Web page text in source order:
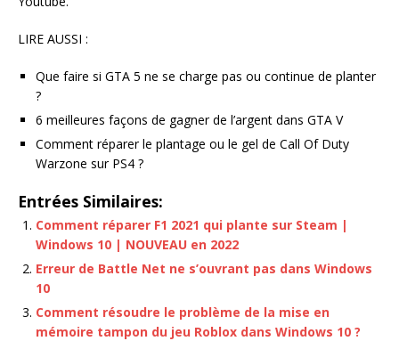
LIRE AUSSI :
Que faire si GTA 5 ne se charge pas ou continue de planter
?
6 meilleures façons de gagner de l’argent dans GTA V
Comment réparer le plantage ou le gel de Call Of Duty
Warzone sur PS4 ?
Entrées Similaires:
Comment réparer F1 2021 qui plante sur Steam |
Windows 10 | NOUVEAU en 2022
Erreur de Battle Net ne s’ouvrant pas dans Windows
10
Comment résoudre le problème de la mise en
mémoire tampon du jeu Roblox dans Windows 10 ?